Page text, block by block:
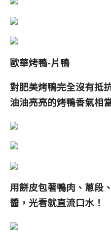
歐華烤鴨-片鴨
對肥美烤鴨完全沒有抵
油油亮亮的烤鴨香氣相
用餅皮包著鴨肉、蔥段
醬，光看就直流口水！